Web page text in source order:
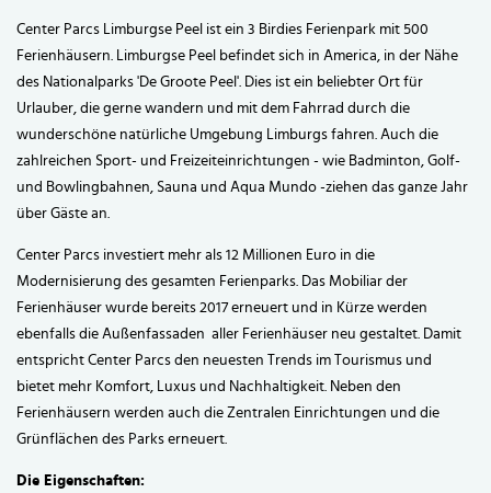
Center Parcs Limburgse Peel ist ein 3 Birdies Ferienpark mit 500
Ferienhäusern. Limburgse Peel befindet sich in America, in der Nähe
des Nationalparks 'De Groote Peel'. Dies ist ein beliebter Ort für
Urlauber, die gerne wandern und mit dem Fahrrad durch die
wunderschöne natürliche Umgebung Limburgs fahren. Auch die
zahlreichen Sport- und Freizeiteinrichtungen - wie Badminton, Golf-
und Bowlingbahnen, Sauna und Aqua Mundo -ziehen das ganze Jahr
über Gäste an.
Center Parcs investiert mehr als 12 Millionen Euro in die
Modernisierung des gesamten Ferienparks. Das Mobiliar der
Ferienhäuser wurde bereits 2017 erneuert und in Kürze werden
ebenfalls die Außenfassaden aller Ferienhäuser neu gestaltet. Damit
entspricht Center Parcs den neuesten Trends im Tourismus und
bietet mehr Komfort, Luxus und Nachhaltigkeit. Neben den
Ferienhäusern werden auch die Zentralen Einrichtungen und die
Grünflächen des Parks erneuert.
Die Eigenschaften: